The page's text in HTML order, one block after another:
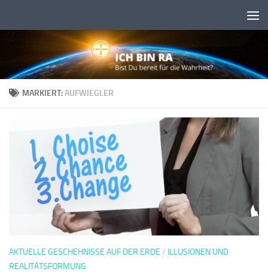
MARKIERT:AUFWIEGLER
AKTUELLE GESCHEHNISSE AUF DER ERDE / ILLUSIONEN UND
REALITÄTSFORMUNG